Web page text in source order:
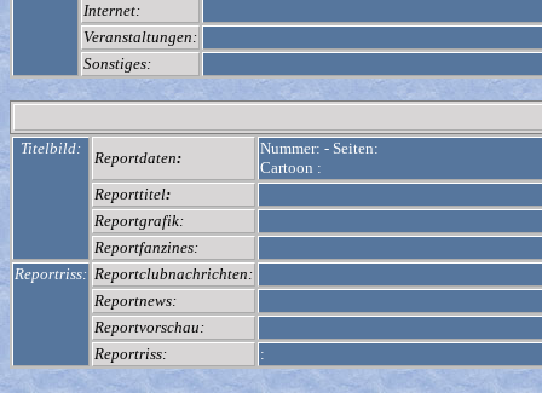
Internet:
Veranstaltungen:
Sonstiges:
Titelbild:
Reportdaten:
Nummer: - Seiten:
Cartoon :
Reporttitel:
Reportgrafik:
Reportfanzines:
Reportriss: Reportclubnachrichten:
Reportnews:
Reportvorschau:
Reportriss:
: